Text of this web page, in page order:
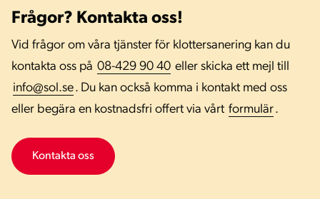
blir kvar. Riksantikvarieämbetet
använda skonsamma metoder för att inte skada
underlaget.
Trä
Trä är ett levande material som snabbt suger åt sig
färg och det är svårt att ta bort klotter helt utan att
Frågor? Kontakta oss!
Vid frågor om våra tjänster för klottersanering kan du
kontakta oss på 08-429 90 40 eller skicka ett mejl till
info@sol.se. Du kan också komma i kontakt med oss
eller begära en kostnadsfri offert via vårt formulär.
Kontakta oss